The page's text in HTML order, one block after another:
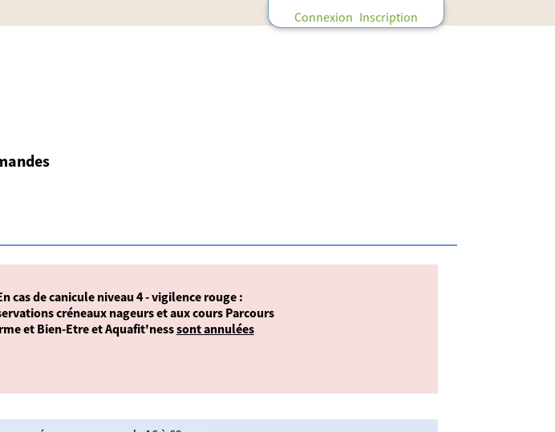
Connexion Inscription
cas de canicule niveau 4 - vigilence rouge :
créneaux nageurs et aux cours Parcours
et Bien-Etre et Aquafit'nesssont annulées